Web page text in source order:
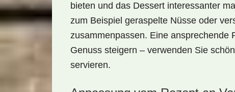
bieten und das Dessert interessanter
zum Beispiel geraspelte Nüsse oder
zusammenpassen. Eine ansprechende
Genuss steigern – verwenden Sie
servieren.